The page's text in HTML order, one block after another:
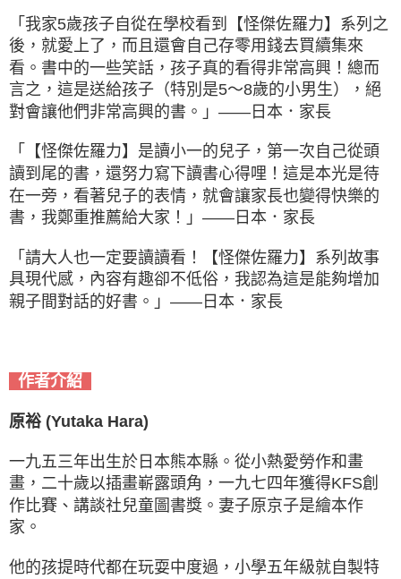
「我家5歲孩子自從在學校看到【怪傑佐羅力】系列之
後，就愛上了，而且還會自己存零用錢去買續集來
看。書中的一些笑話，孩子真的看得非常高興！總而
言之，這是送給孩子（特別是5〜8歲的小男生），絕
對會讓他們非常高興的書。」——日本．家長
「【怪傑佐羅力】是讀小一的兒子，第一次自己從頭
讀到尾的書，還努力寫下讀書心得哩！這是本光是待
在一旁，看著兒子的表情，就會讓家長也變得快樂的
書，我鄭重推薦給大家！」——日本．家長
「請大人也一定要讀讀看！【怪傑佐羅力】系列故事
具現代感，內容有趣卻不低俗，我認為這是能夠增加
親子間對話的好書。」——日本．家長
作者介紹
原裕 (Yutaka Hara)
一九五三年出生於日本熊本縣。從小熱愛勞作和畫
畫，二十歲以插畫嶄露頭角，一九七四年獲得KFS創
作比賽、講談社兒童圖書獎。妻子原京子是繪本作
家。
他的孩提時代都在玩耍中度過，小學五年級就自製特